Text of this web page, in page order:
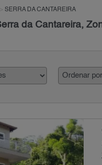
SERRA DA CANTAREIRA
da Cantareira,